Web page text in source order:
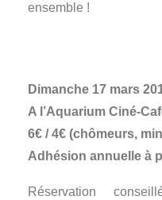
ensemble !
Dimanche 17 mars
A l’Aquarium Ciné-
6€ / 4€ (chômeurs,
Adhésion annuelle à
Réservation